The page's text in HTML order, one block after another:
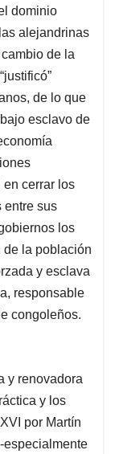
dominio
alejandrinas
de la
de lo que
esclavo de
en cerrar los
entre sus
los
de la población
y esclava
responsable
congoleños.
y renovadora
y los
por Martín
especialmente